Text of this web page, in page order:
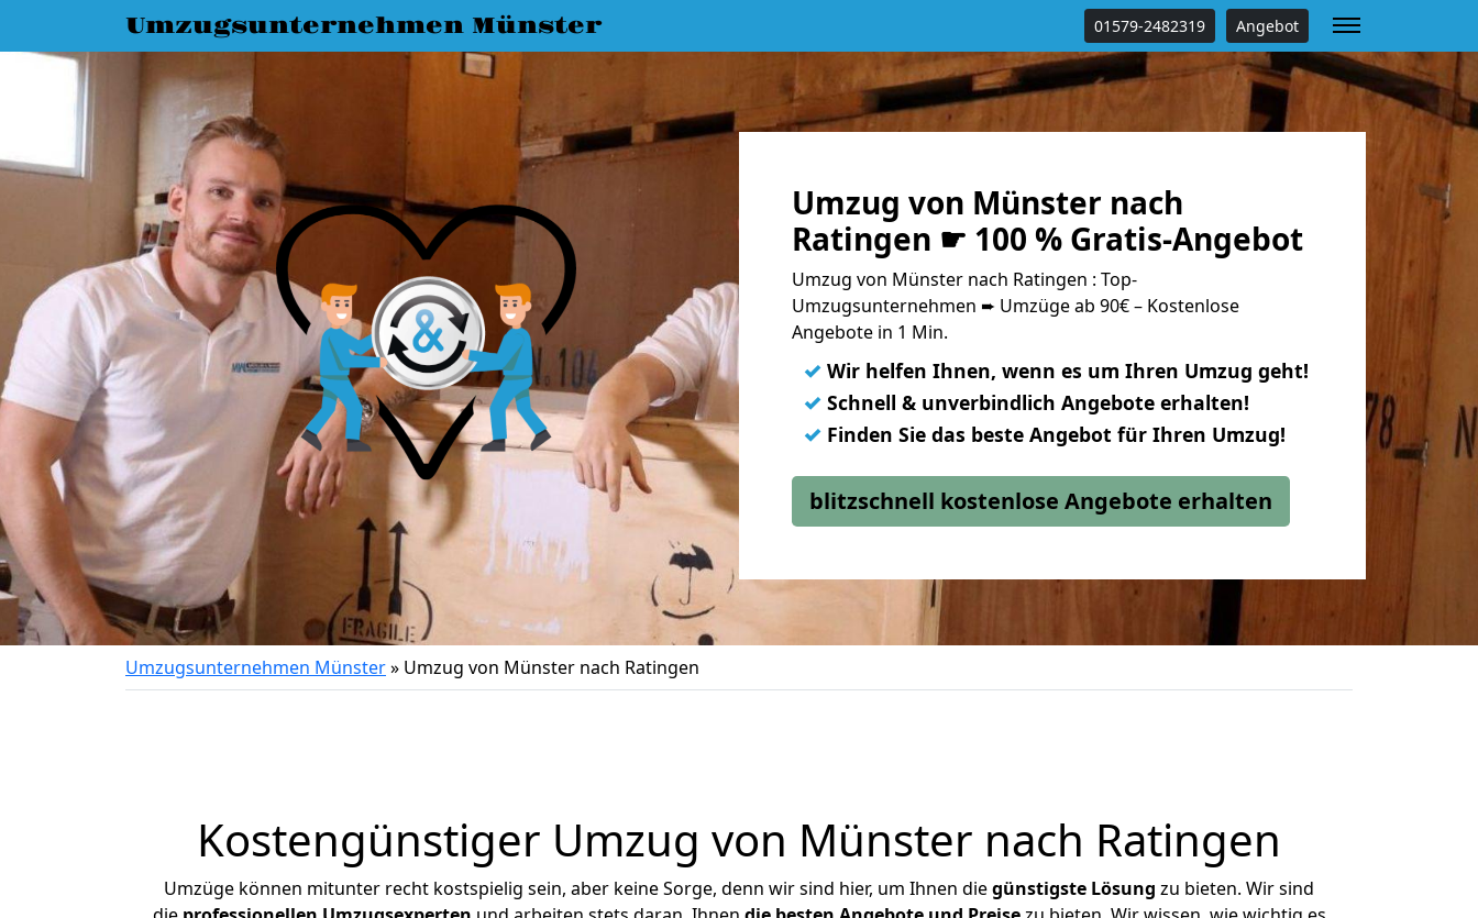
Umzugsunternehmen Münster 01579-2482319 Angebot
Umzug von Münster nach
Ratingen ☛ 100 % Gratis-Angebot
Umzug von Münster nach Ratingen : Top-
Umzugsunternehmen ➨ Umzüge ab 90€ – Kostenlose
Angebote in 1 Min.
✓ Wir helfen Ihnen, wenn es um Ihren Umzug geht!
✓ Schnell & unverbindlich Angebote erhalten!
✓ Finden Sie das beste Angebot für Ihren Umzug!
blitzschnell kostenlose Angebote erhalten
Umzugsunternehmen Münster» Umzug von Münster nach Ratingen
Kostengünstiger Umzug von Münster nach Ratingen
Umzüge können mitunter recht kostspielig sein, aber keine Sorge, denn wir sind hier, um Ihnen diegünstigste Lösung zu bieten. Wir sind